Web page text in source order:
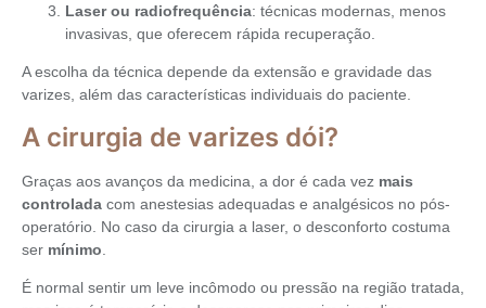
Laser ou radiofrequência: técnicas modernas, menos
invasivas, que oferecem rápida recuperação.
A escolha da técnica depende da extensão e gravidade das
varizes, além das características individuais do paciente.
A cirurgia de varizes dói?
Graças aos avanços da medicina, a dor é cada vez mais
controlada com anestesias adequadas e analgésicos no pós-
operatório. No caso da cirurgia a laser, o desconforto costuma
ser mínimo
É normal sentir um leve incômodo ou pressão na região tratada,